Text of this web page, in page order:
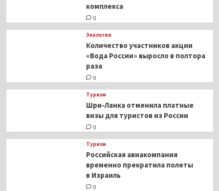
комплекса
0
Экология
Количество участников акции
«Вода России» выросло в полтора
раза
0
Туризм
Шри-Ланка отменила платные
визы для туристов из России
0
Туризм
Российская авиакомпания
временно прекратила полеты
в Израиль
0